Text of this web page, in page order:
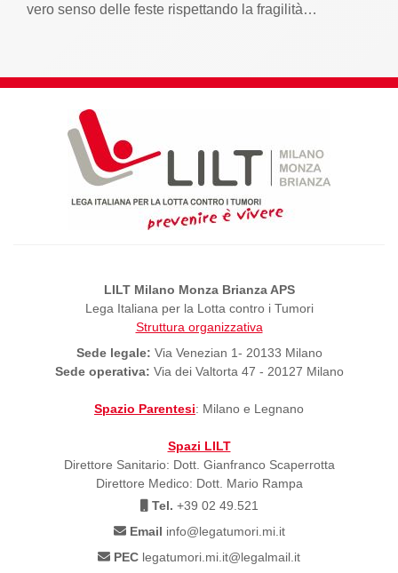
vero senso delle feste rispettando la fragilità…
LILT Milano Monza Brianza APS
Lega Italiana per la Lotta contro i Tumori
Struttura organizzativa
Sede legale: Via Venezian 1- 20133 Milano
Sede operativa: Via dei Valtorta 47 - 20127 Milano
Spazio Parentesi: Milano e Legnano
Spazi LILT
Direttore Sanitario: Dott. Gianfranco Scaperrotta
Direttore Medico: Dott. Mario Rampa
Tel. +39 02 49.521
Email info@legatumori.mi.it
PEC legatumori.mi.it@legalmail.it